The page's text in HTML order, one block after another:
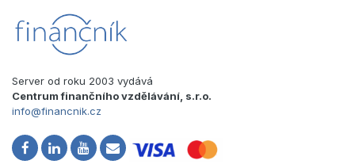
Server od roku 2003 vydává
Centrum finančního vzdělávání, s.r.o.
info@financnik.cz